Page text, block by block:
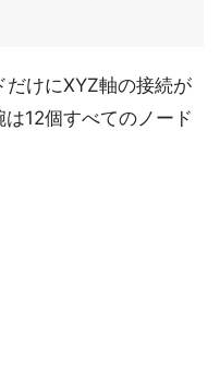
だけにXYZ軸の接続が
12個すべてのノード